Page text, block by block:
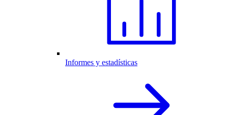
Informes y estadísticas